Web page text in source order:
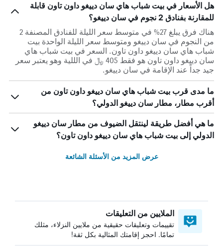
هل الأسعار في بيت شباب هاي سان دييغو داون تاون قابلة
للمقارنة بفنادق 2 نجوم في سان دييغو؟
هناك فرق يبلغ 27% في متوسط ​​سعر الليلة للفنادق المصنفة 2
من النجوم في سان دييغو ومتوسط ​​سعر الليلة الواحدة بيت
شباب هاي سان دييغو داون تاون. السعر في بيت شباب هاي
سان دييغو داون تاون هو فقط 405 ﷼ في الللية وهو يعتبر سعر
جيد جداً عند الإقامة في سان دييغو.
ما مدى قرب بيت شباب هاي سان دييغو داون تاون من
أقرب مطار، مطار سان دييغو الدولي؟
ما هي أفضل طريقة لينتقل الضيوف من مطار سان دييغو
الدولي إلى بيت شباب هاي سان دييغو داون تاون؟
عرض المزيد من الأسئلة الشائعة
الملايين من التعليقات
تقييمات وتعليقات حقيقية من ملايين النزلاء، مثلك
تمامًا. احجز إقامتك المثالية بكل ثقة!